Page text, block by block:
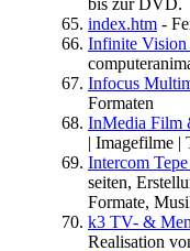
bis zur DVD.
index.htm -
Infinite Vision
Infocus
Formaten
InMedia Film
| Imagefilme |
Intercom
seiten,
Formate,
k3 TV- &
Realisation